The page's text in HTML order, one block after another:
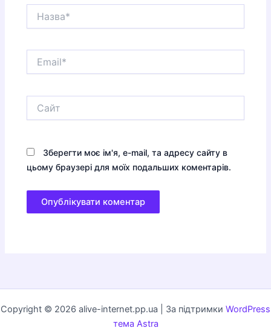
Зберегти моє ім'я, e-mail, та адресу сайту в
цьому браузері для моїх подальших коментарів.
Copyright © 2026 alive-internet.pp.ua | За підтримки WordPress
тема Astra